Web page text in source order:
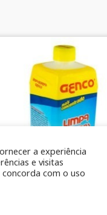
a experiência
e visitas
concorda com o uso